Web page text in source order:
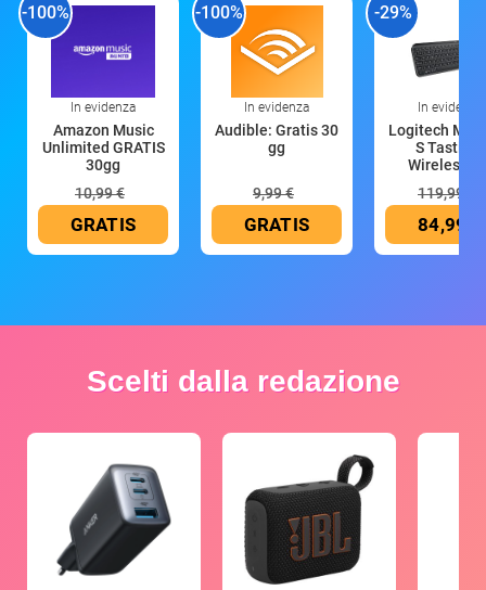
-100%
In evidenza
Amazon Music
Unlimited GRATIS
30gg
10,99 €
GRATIS
-100%
In evidenza
Audible: Gratis 30
gg
9,99 €
GRATIS
-29%
In evidenza
Logitech MX
S Tastiera
Wireless
119,99 €
84,99 €
Scelti dalla redazione